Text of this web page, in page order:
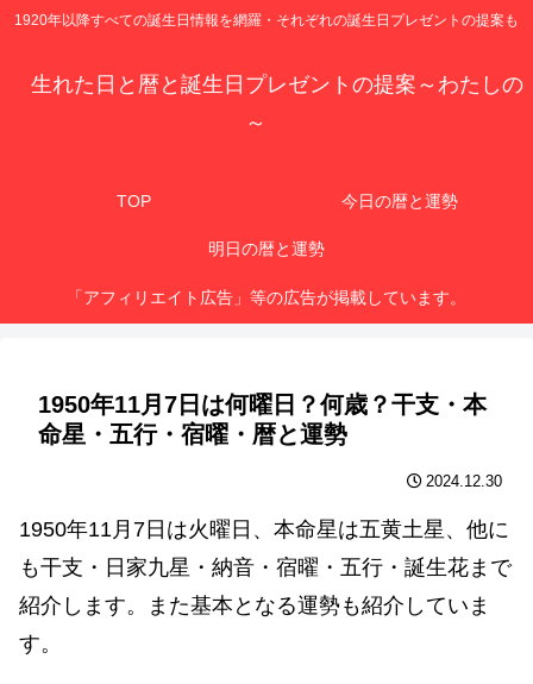
1920年以降すべての誕生日情報を網羅・それぞれの誕生日プレゼントの提案も
生れた日と暦と誕生日プレゼントの提案～わたしの
～
TOP 今日の暦と運勢
明日の暦と運勢
「アフィリエイト広告」等の広告が掲載しています。
1950年11月7日は何曜日？何歳？干支・本
命星・五行・宿曜・暦と運勢
2024.12.30
1950年11月7日は火曜日、本命星は五黄土星、他に
も干支・日家九星・納音・宿曜・五行・誕生花まで
紹介します。また基本となる運勢も紹介していま
す。